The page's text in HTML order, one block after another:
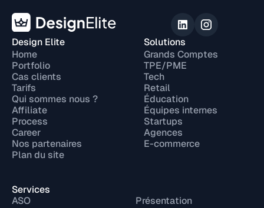
Design Elite
Home
Portfolio
Cas clients
Tarifs
Qui sommes nous ?
Affiliate
Process
Career
Nos partenaires
Plan du site
Services
ASO
Présentation
Solutions
Grands Comptes
TPE/PME
Tech
Retail
Éducation
Équipes internes
Startups
Agences
E-commerce